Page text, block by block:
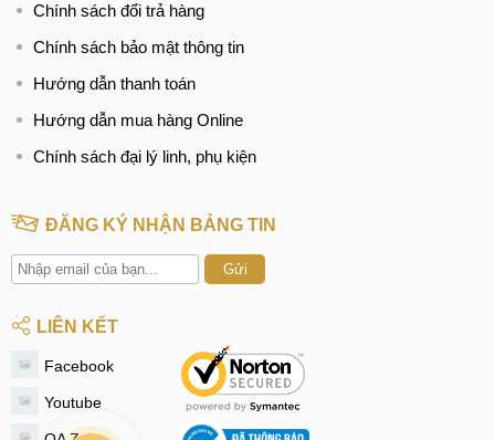
Danh sách 5 điện thoại có Camera chính 50MP, quay
phim 8K:
iQOO Neo 9 Racing
iQOO Neo 9
iQOO Neo 8 50MP, quay phim 8K
iQOO Neo 8 Pro
Vivo iQOO Neo 9
Pin và sạc
Chính sách đổi trả hàng
Chính sách bảo mật thông tin
Hướng dẫn thanh toán
Hướng dẫn mua hàng Online
Chính sách đại lý linh, phụ kiện
ĐĂNG KÝ NHẬN BẢNG TIN
Gửi
LIÊN KẾT
Facebook
Youtube